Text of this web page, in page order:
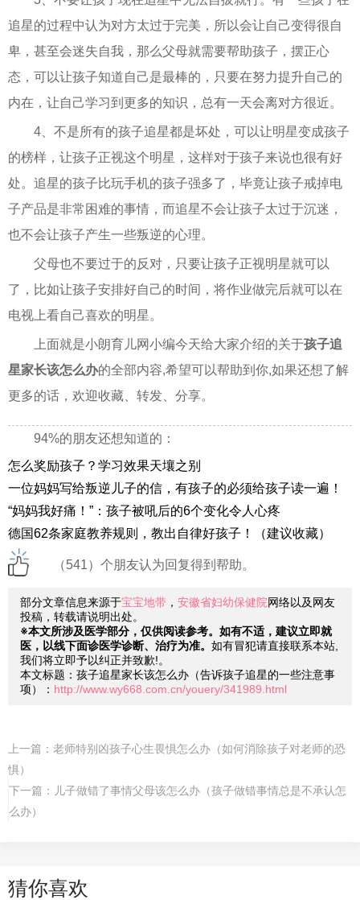
追星的过程中认为对方太过于完美，所以会让自己变得很自
卑，甚至会迷失自我，那么父母就需要帮助孩子，摆正心
态，可以让孩子知道自己是最棒的，只要在努力提升自己的
内在，让自己学习到更多的知识，总有一天会离对方很近。
4、不是所有的孩子追星都是坏处，可以让明星变成孩子
的榜样，让孩子正视这个明星，这样对于孩子来说也很有好
处。追星的孩子比玩手机的孩子强多了，毕竟让孩子戒掉电
子产品是非常困难的事情，而追星不会让孩子太过于沉迷，
也不会让孩子产生一些叛逆的心理。
父母也不要过于的反对，只要让孩子正视明星就可以
了，比如让孩子安排好自己的时间，将作业做完后就可以在
电视上看自己喜欢的明星。
上面就是小朗育儿网小编今天给大家介绍的关于孩子追
星家长该怎么办的全部内容,希望可以帮助到你,如果还想了解
更多的话，欢迎收藏、转发、分享。
94%的朋友还想知道的：
怎么奖励孩子？学习效果天壤之别
一位妈妈写给叛逆儿子的信，有孩子的必须给孩子读一遍！
“妈妈我好痛！”：孩子被吼后的6个变化令人心疼
德国62条家庭教养规则，教出自律好孩子！（建议收藏）
（541）个朋友认为回复得到帮助。
部分文章信息来源于宝宝地带 ， 安徽省妇幼保健院网络以及网友
投稿，转载请说明出处。
※本文所涉及医学部分，仅供阅读参考。如有不适，建议立即就
医，以线下面诊医学诊断、治疗为准。 如有冒犯请直接联系本站,
我们将立即予以纠正并致歉!。
本文标题：孩子追星家长该怎么办（告诉孩子追星的一些注意事
项）： http://www.wy668.com.cn/youery/341989.html
上一篇： 老师特别凶孩子心生畏惧怎么办（如何消除孩子对老师的恐
惧）
下一篇： 儿子做错了事情父母该怎么办（孩子做错事情总是不承认怎
么办）
猜你喜欢